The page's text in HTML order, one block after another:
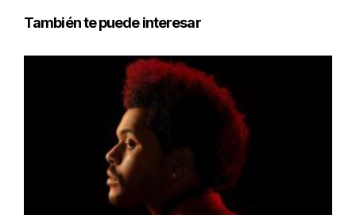
También te puede interesar